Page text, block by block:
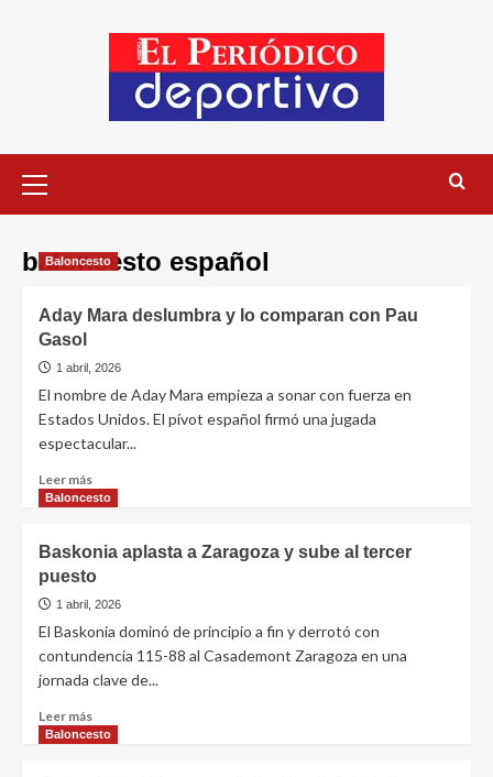
baloncesto español
Baloncesto
Aday Mara deslumbra y lo comparan con Pau
Gasol
1 abril, 2026
El nombre de Aday Mara empieza a sonar con fuerza en
Estados Unidos. El pívot español firmó una jugada
espectacular...
Leer más
Baloncesto
Baskonia aplasta a Zaragoza y sube al tercer
puesto
1 abril, 2026
El Baskonia dominó de principio a fin y derrotó con
contundencia 115-88 al Casademont Zaragoza en una
jornada clave de...
Leer más
Baloncesto